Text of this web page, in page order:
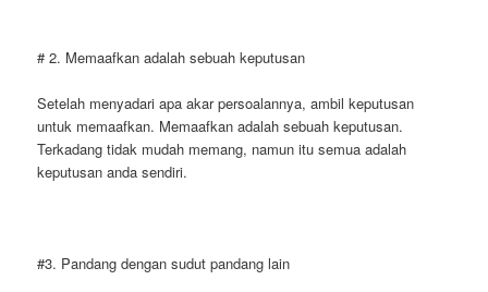
# 2. Memaafkan adalah sebuah keputusan
Setelah menyadari apa akar persoalannya, ambil keputusan
untuk memaafkan. Memaafkan adalah sebuah keputusan.
Terkadang tidak mudah memang, namun itu semua adalah
keputusan anda sendiri.
#3. Pandang dengan sudut pandang lain